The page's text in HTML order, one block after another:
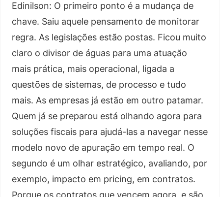
Edinilson: O primeiro ponto é a mudança de
chave. Saiu aquele pensamento de monitorar
regra. As legislações estão postas. Ficou muito
claro o divisor de águas para uma atuação
mais prática, mais operacional, ligada a
questões de sistemas, de processo e tudo
mais. As empresas já estão em outro patamar.
Quem já se preparou está olhando agora para
soluções fiscais para ajudá-las a navegar nesse
modelo novo de apuração em tempo real. O
segundo é um olhar estratégico, avaliando, por
exemplo, impacto em pricing, em contratos.
Porque os contratos que vencem agora, e são